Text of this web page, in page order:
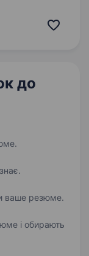
якісною,
до
ваше резюме.
і обирають